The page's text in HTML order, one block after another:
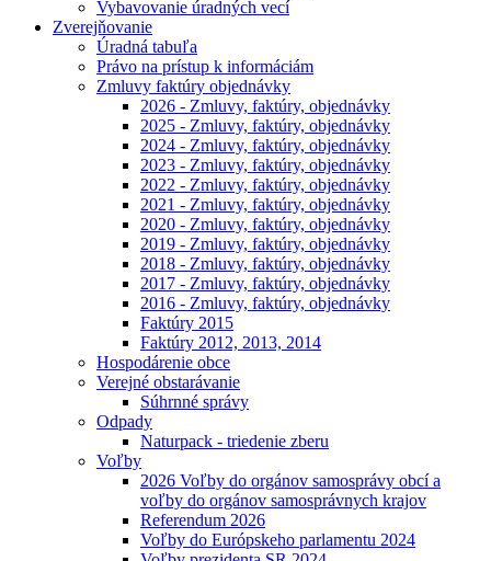
Vybavovanie úradných vecí
Zverejňovanie
Úradná tabuľa
Právo na prístup k informáciám
Zmluvy faktúry objednávky
2026 - Zmluvy, faktúry, objednávky
2025 - Zmluvy, faktúry, objednávky
2024 - Zmluvy, faktúry, objednávky
2023 - Zmluvy, faktúry, objednávky
2022 - Zmluvy, faktúry, objednávky
2021 - Zmluvy, faktúry, objednávky
2020 - Zmluvy, faktúry, objednávky
2019 - Zmluvy, faktúry, objednávky
2018 - Zmluvy, faktúry, objednávky
2017 - Zmluvy, faktúry, objednávky
2016 - Zmluvy, faktúry, objednávky
Faktúry 2015
Faktúry 2012, 2013, 2014
Hospodárenie obce
Verejné obstarávanie
Súhrnné správy
Odpady
Naturpack - triedenie zberu
Voľby
2026 Voľby do orgánov samosprávy obcí a
voľby do orgánov samosprávnych krajov
Referendum 2026
Voľby do Európskeho parlamentu 2024